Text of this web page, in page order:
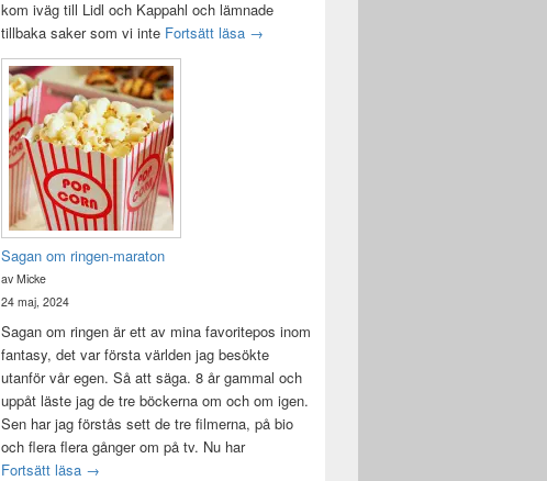
kom iväg till Lidl och Kappahl och lämnade
tillbaka saker som vi inte Fortsätt läsa Idag var det en bra dag
→
Sagan om ringen-maraton
av Micke
24 maj, 2024
Sagan om ringen är ett av mina favoritepos inom
fantasy, det var första världen jag besökte
utanför vår egen. Så att säga. 8 år gammal och
uppåt läste jag de tre böckerna om och om igen.
Sen har jag förstås sett de tre filmerna, på bio
och flera flera gånger om på tv. Nu har
Fortsätt läsa Sagan om ringen-maraton
→